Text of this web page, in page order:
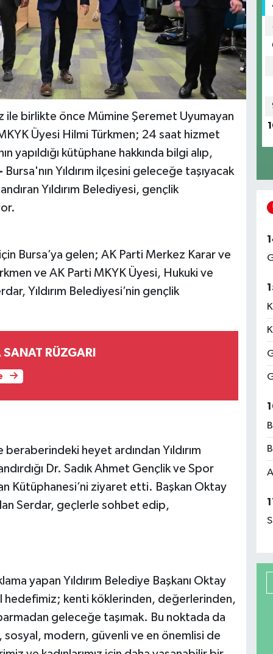
ile birlikte önce Mümine Şeremet Uyumayan
Üyesi Hilmi Türkmen; 24 saat hizmet
yapıldığı kütüphane hakkında bilgi alıp,
Bursa'nın Yıldırım ilçesini geleceğe taşıyacak
Yıldırım Belediyesi, gençlik
için Bursa’ya gelen; AK Parti Merkez Karar ve
ve AK Parti MKYK Üyesi, Hukuki ve
Yıldırım Belediyesi’nin gençlik
AKÇAABAT'TA SANAT RÜZGARI
heyet ardından Yıldırım
Dr. Sadık Ahmet Gençlik ve Spor
Kütüphanesi’ni ziyaret etti. Başkan Oktay
Serdar, geçlerle sohbet edip,
yapan Yıldırım Belediye Başkanı Oktay
hedefimiz; kenti köklerinden, değerlerinden,
geleceğe taşımak. Bu noktada da
sosyal, modern, güvenli ve en önemlisi de